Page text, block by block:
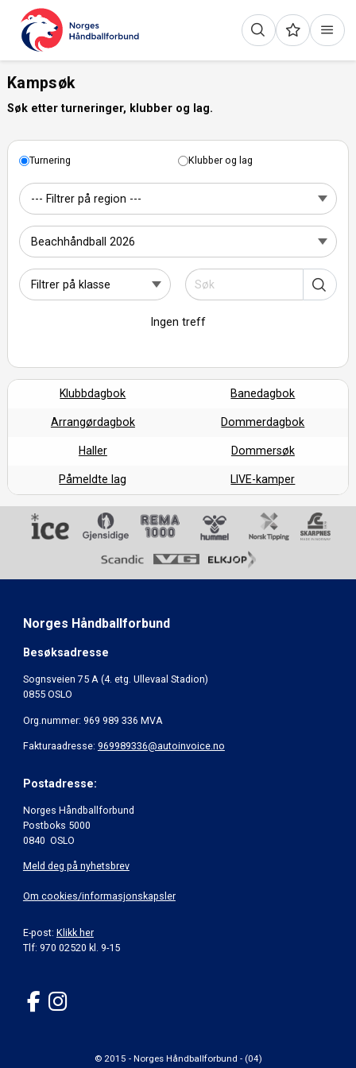
Kampsøk
Søk etter turneringer, klubber og lag.
Turnering Klubber og lag
Ingen treff
Klubbdagbok Banedagbok
Arrangørdagbok Dommerdagbok
Haller Dommersøk
Påmeldte lag LIVE-kamper
Norges Håndballforbund
Besøksadresse
Sognsveien 75 A (4. etg. Ullevaal Stadion)
0855 OSLO
Org.nummer: 969 989 336 MVA
Fakturaadresse: 969989336@autoinvoice.no
Postadresse:
Norges Håndballforbund
Postboks 5000
0840 OSLO
Meld deg på nyhetsbrev
Om cookies/informasjonskapsler
E-post: Klikk her
Tlf: 970 02520 kl. 9-15
© 2015 - Norges Håndballforbund - (04)